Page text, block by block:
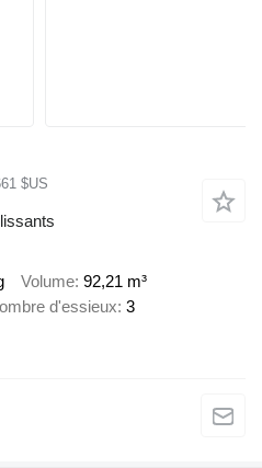
$US
Volume 92,21 m³
d'essieux 3